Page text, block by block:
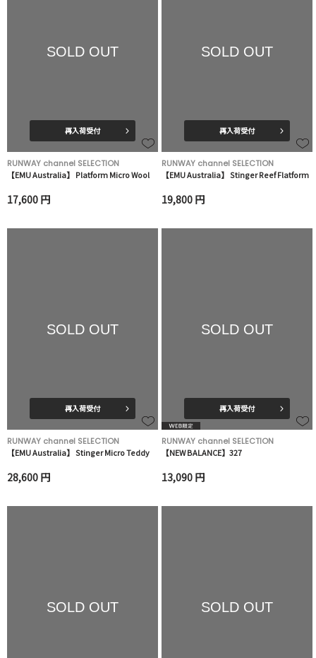
SOLD OUT
再入荷受付
RUNWAY channel SELECTION
【EMU Australia】 Platform Micro Wool
17,600 円
SOLD OUT
再入荷受付
RUNWAY channel SELECTION
【EMU Australia】 Stinger Reef Flatform
19,800 円
SOLD OUT
再入荷受付
RUNWAY channel SELECTION
【EMU Australia】 Stinger Micro Teddy
28,600 円
SOLD OUT
再入荷受付
RUNWAY channel SELECTION
【NEW BALANCE】327
13,090 円
SOLD OUT SOLD OUT